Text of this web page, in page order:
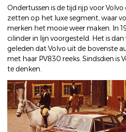
Ondertussen is de tijd rijp voor
zetten op het luxe segment, waar
merken het mooie weer maken. In
cilinder in lijn voorgesteld. Het is
geleden dat Volvo uit de bovenste
met haar PV830 reeks. Sindsdien is
te denken.